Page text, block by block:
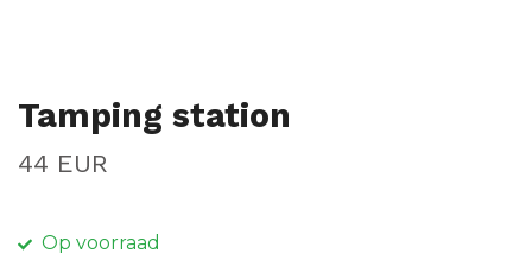
Tamping station
44 EUR
Op voorraad